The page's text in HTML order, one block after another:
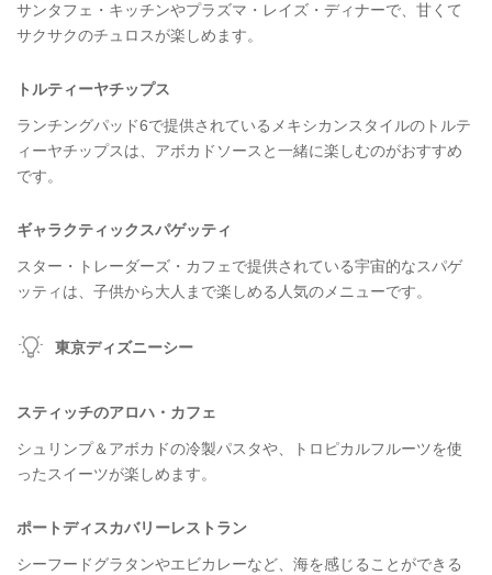
サンタフェ・キッチンやプラズマ・レイズ・ディナーで、甘くて
サクサクのチュロスが楽しめます。
トルティーヤチップス
ランチングパッド6で提供されているメキシカンスタイルのトルテ
ィーヤチップスは、アボカドソースと一緒に楽しむのがおすすめ
です。
ギャラクティックスパゲッティ
スター・トレーダーズ・カフェで提供されている宇宙的なスパゲ
ッティは、子供から大人まで楽しめる人気のメニューです。
東京ディズニーシー
スティッチのアロハ・カフェ
シュリンプ＆アボカドの冷製パスタや、トロピカルフルーツを使
ったスイーツが楽しめます。
ポートディスカバリーレストラン
シーフードグラタンやエビカレーなど、海を感じることができる